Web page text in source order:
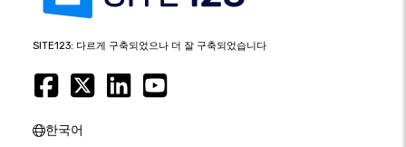
SITE123: 다르게 구축되었으나 더 잘 구축되었습니다
한국어